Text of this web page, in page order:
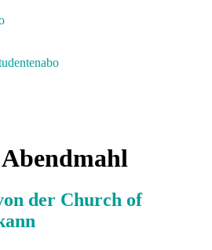
Abendmahl
der Church of